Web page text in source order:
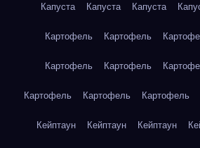
Капуста Капуста Капуста
Картофель Картофель
Картофель Картофель
Картофель Картофель Картофель
Кейптаун Кейптаун Кейптаун